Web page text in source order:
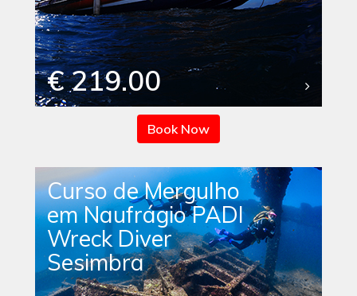
€ 219.00
Book Now
Curso de Mergulho
em Naufrágio PADI
Wreck Diver
Sesimbra